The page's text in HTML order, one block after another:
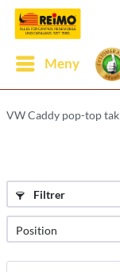
Meny
VW Caddy pop-top tak
Filtrer